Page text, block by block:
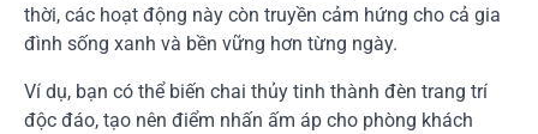
thời, các hoạt động này còn truyền cảm hứng cho cả gia
đình sống xanh và bền vững hơn từng ngày.
Ví dụ, bạn có thể biến chai thủy tinh thành đèn trang trí
độc đáo, tạo nên điểm nhấn ấm áp cho phòng khách